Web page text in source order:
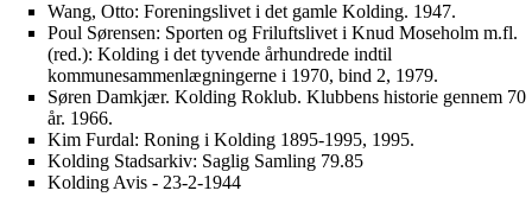
Wang, Otto: Foreningslivet i det gamle Kolding. 1947.
Poul Sørensen: Sporten og Friluftslivet i Knud Moseholm m.fl.
(red.): Kolding i det tyvende århundrede indtil
kommunesammenlægningerne i 1970, bind 2, 1979.
Søren Damkjær. Kolding Roklub. Klubbens historie gennem 70
år. 1966.
Kim Furdal: Roning i Kolding 1895-1995, 1995.
Kolding Stadsarkiv: Saglig Samling 79.85
Kolding Avis - 23-2-1944